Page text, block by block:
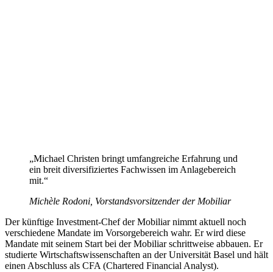
„Michael Christen bringt umfangreiche Erfahrung und
ein breit diversifiziertes Fachwissen im Anlagebereich
mit.“
Michèle Rodoni, Vorstandsvorsitzender der Mobiliar
Der künftige Investment-Chef der Mobiliar nimmt aktuell noch
verschiedene Mandate im Vorsorgebereich wahr. Er wird diese
Mandate mit seinem Start bei der Mobiliar schrittweise abbauen. Er
studierte Wirtschaftswissenschaften an der Universität Basel und hält
einen Abschluss als CFA (Chartered Financial Analyst).